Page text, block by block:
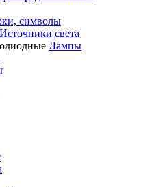
символы
Источники света
Лампы